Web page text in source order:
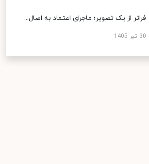
فراتر از یک تصویر؛ ماجرای اعتماد به اصال...
30 تیر 1405